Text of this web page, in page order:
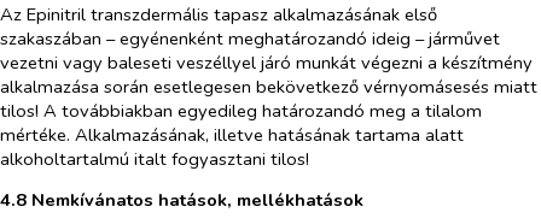
Az Epinitril transzdermális tapasz alkalmazásának első
szakaszában –egyénenként meghatározandó ideig –járművet
vezetni vagy baleseti veszéllyel járó munkát végezni a készítmény
alkalmazása során esetlegesen bekövetkező vérnyomásesés miatt
tilos! A továbbiakban egyedileg határozandó meg a tilalom
mértéke. Alkalmazásának, illetve hatásának tartama alatt
alkoholtartalmú italt fogyasztani tilos!
4.8 Nemkívánatos hatások, mellékhatások